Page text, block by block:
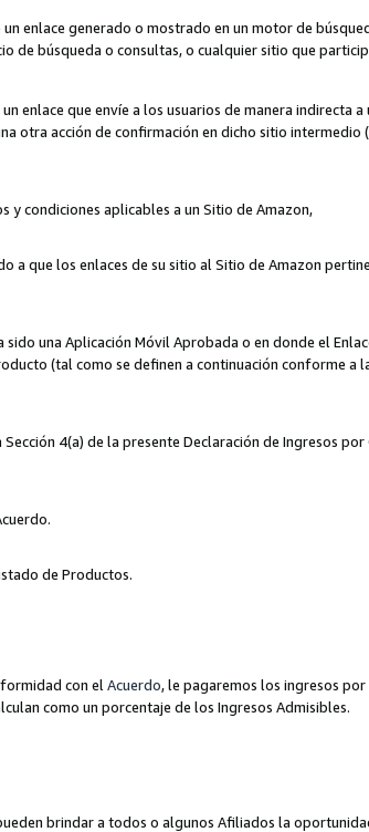
enlace generado o mostrado en un motor de
búsqueda o consultas, o cualquier sitio que
enlace que envíe a los usuarios de manera indirecta a
otra acción de confirmación en dicho sitio intermedio
condiciones aplicables a un Sitio de Amazon,
que los enlaces de su sitio al Sitio de Amazon
una Aplicación Móvil Aprobada o en donde el
(tal como se definen a continuación conforme a
4(a) de la presente Declaración de Ingresos por
de Productos.
con el Acuerdo, le pagaremos los ingresos
como un porcentaje de los Ingresos Admisibles.
brindar a todos o algunos Afiliados la